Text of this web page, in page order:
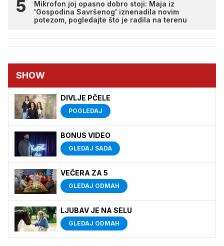
Mikrofon joj opasno dobro stoji: Maja iz
'Gospodina Savršenog' iznenadila novim
potezom, pogledajte što je radila na terenu
SHOW
DIVLJE PČELE
POGLEDAJ
BONUS VIDEO
GLEDAJ SADA
VEČERA ZA 5
GLEDAJ ODMAH
LJUBAV JE NA SELU
GLEDAJ ODMAH